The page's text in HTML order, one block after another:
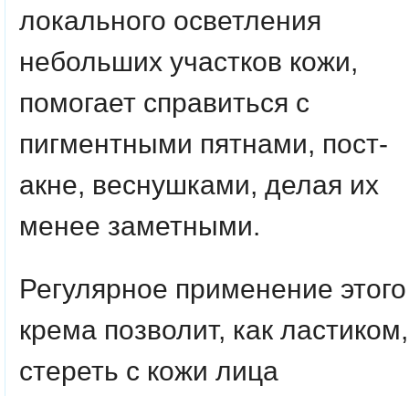
локального осветления
небольших участков кожи,
помогает справиться с
пигментными пятнами, пост-
акне, веснушками, делая их
менее заметными.
Регулярное применение этого
крема позволит, как ластиком,
стереть с кожи лица